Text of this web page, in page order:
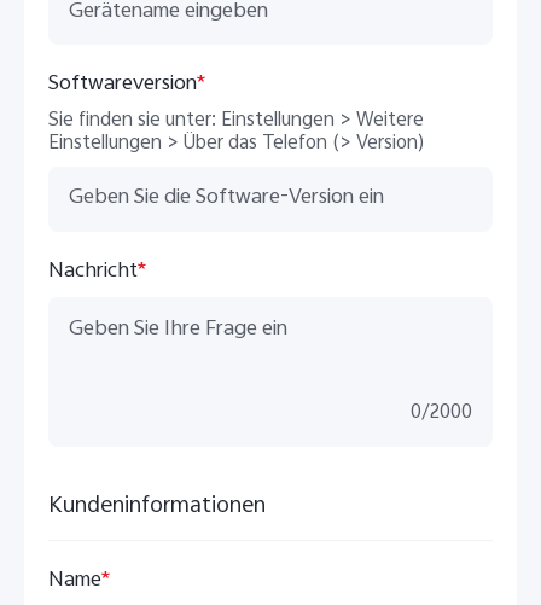
Softwareversion*
Sie finden sie unter: Einstellungen > Weitere
Einstellungen > Über das Telefon (> Version)
Nachricht*
0/2000
Kundeninformationen
Name*